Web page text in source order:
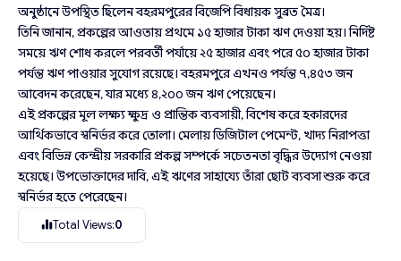
অনুষ্ঠানে উপস্থিত ছিলেন বহরমপুরের বিজেপি বিধায়ক সুব্রত মৈত্র।
তিনি জানান, প্রকল্পের আওতায় প্রথমে ১৫ হাজার টাকা ঋণ দেওয়া হয়। নির্দিষ্ট
সময়ে ঋণ শোধ করলে পরবর্তী পর্যায়ে ২৫ হাজার এবং পরে ৫০ হাজার টাকা
পর্যন্ত ঋণ পাওয়ার সুযোগ রয়েছে। বহরমপুরে এখনও পর্যন্ত ৭,৪৫৩ জন
আবেদন করেছেন, যার মধ্যে ৪,২০০ জন ঋণ পেয়েছেন।
এই প্রকল্পের মূল লক্ষ্য ক্ষুদ্র ও প্রান্তিক ব্যবসায়ী, বিশেষ করে হকারদের
আর্থিকভাবে স্বনির্ভর করে তোলা। মেলায় ডিজিটাল পেমেন্ট, খাদ্য নিরাপত্তা
এবং বিভিন্ন কেন্দ্রীয় সরকারি প্রকল্প সম্পর্কে সচেতনতা বৃদ্ধির উদ্যোগ নেওয়া
হয়েছে। উপভোক্তাদের দাবি, এই ঋণের সাহায্যে তাঁরা ছোট ব্যবসা শুরু করে
স্বনির্ভর হতে পেরেছেন।
Total Views:0